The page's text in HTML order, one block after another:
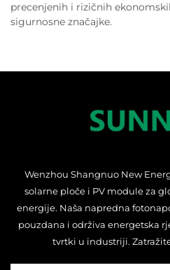
precenjenih i rizičnih
sigurnosne značajke.
Wenzhou Shangnuo New
solarne ploče i PV module za
energije. Naša napredna
pouzdana i održiva energetska
tvrtki u industriji.